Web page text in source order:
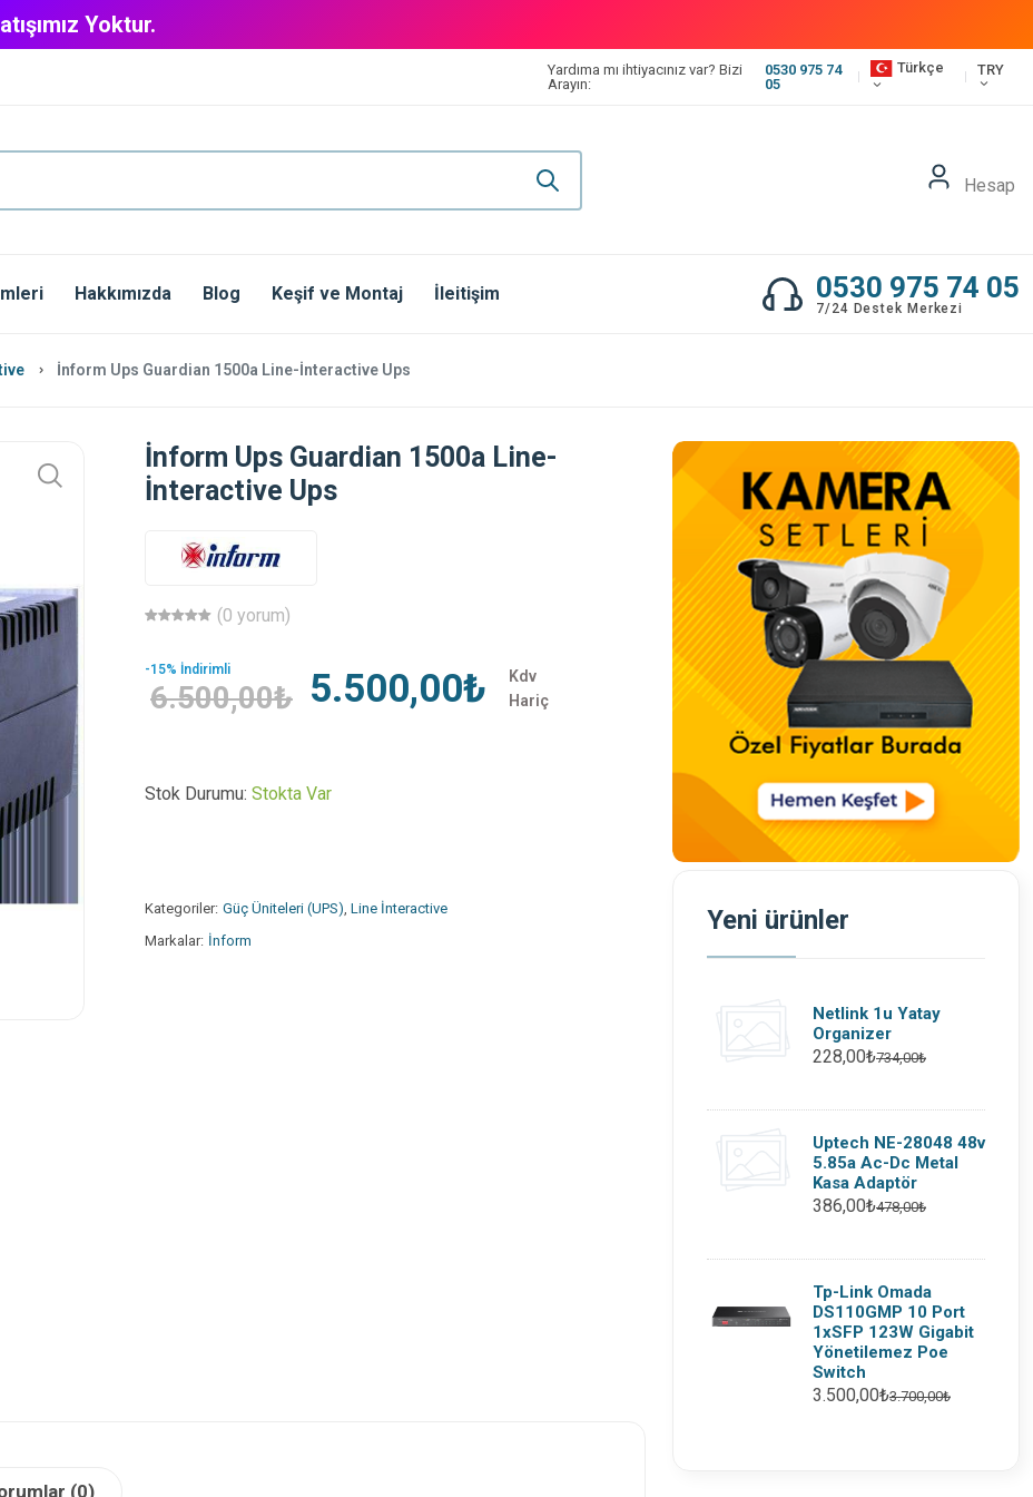
Yoktur.
Yardıma mı ihtiyacınız var? Bizi
Arayın:
0530 975 74
05
Türkçe TRY
Hesap
Hakkımızda Blog Keşif ve Montaj İleitişim 0530 975 74 05
7/24 Destek Merkezi
İnform Ups Guardian 1500a Line-İnteractive Ups
İnform Ups Guardian 1500a Line-
İnteractive Ups
(0 yorum)
-15% İndirimli
6.500,00₺ 5.500,00₺
Kdv
Hariç
Stok Durumu: Stokta Var
Kategoriler: Güç Üniteleri (UPS), Line İnteractive
Markalar: İnform
(0)
Yeni ürünler
Netlink 1u Yatay
Organizer
228,00₺734,00₺
Uptech NE-28048 48v
5.85a Ac-Dc Metal
Kasa Adaptör
386,00₺478,00₺
Tp-Link Omada
DS110GMP 10 Port
1xSFP 123W Gigabit
Yönetilemez Poe
Switch
3.500,00₺3.700,00₺